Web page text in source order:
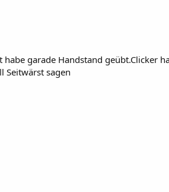
garade Handstand geübt.Clicker
Seitwärst sagen